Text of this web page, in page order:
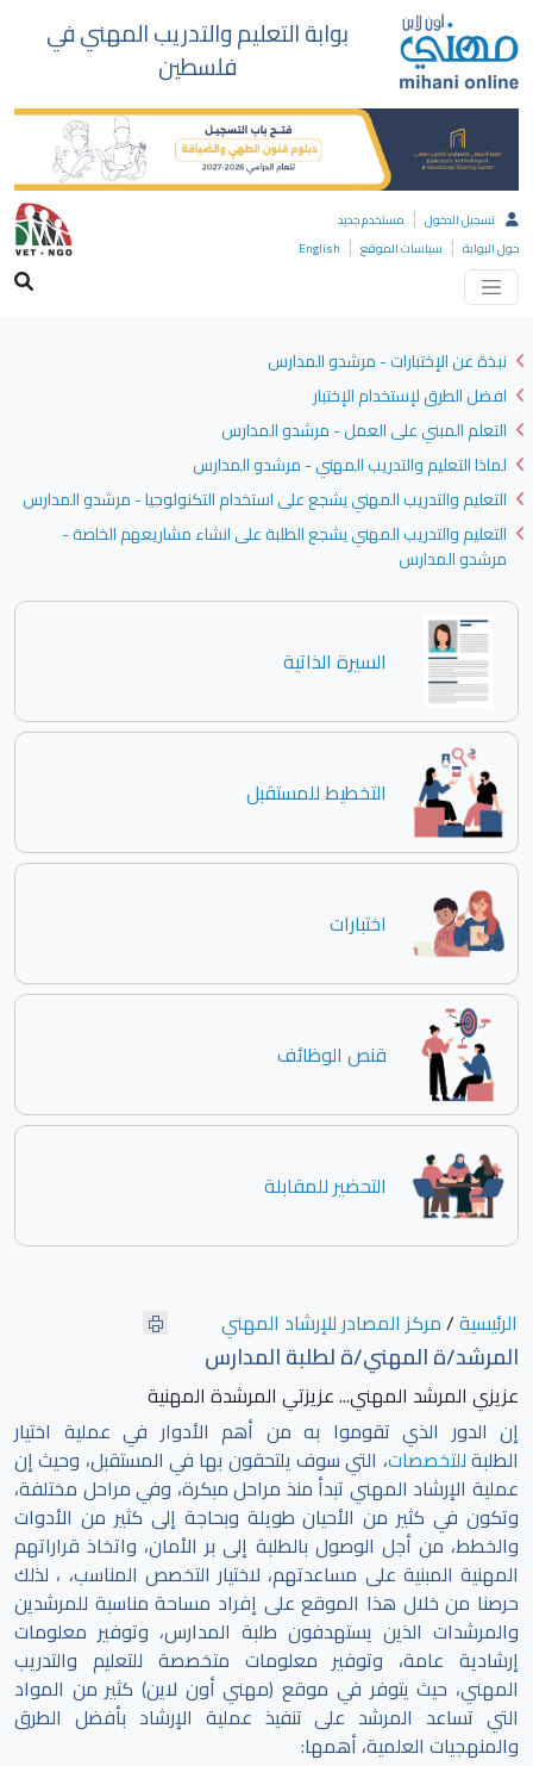
بوابة التعليم والتدريب المهني في
فلسطين
تسجيل الدخول | مستخدم جديد
حول البوابة | سياسات الموقع |
English
نبذة عن الإختبارات - مرشدو المدارس
افضل الطرق لإستخدام الإختبار
التعلم المبني على العمل - مرشدو المدارس
لماذا التعليم والتدريب المهني - مرشدو المدارس
التعليم والتدريب المهني يشجع على استخدام التكنولوجيا - مرشدو المدارس
التعليم والتدريب المهني يشجع الطلبة على انشاء مشاريعهم الخاصة -
مرشدو المدارس
السيرة الذاتية
التخطيط للمستقبل
اختبارات
قنص الوظائف
التحضير للمقابلة
الرئيسية/مركز المصادر للإرشاد المهني
المرشد/ة المهني/ة لطلبة المدارس
عزيزي المرشد المهني... عزيزتي المرشدة المهنية
إن الدور الذي تقوموا به من أهم الأدوار في عملية اختيار
الطلبةللتخصصات، التي سوف يلتحقون بها في المستقبل، وحيث إن
عملية الإرشاد المهني تبدأ منذ مراحل مبكرة، وفي مراحل مختلفة،
وتكون في كثير من الأحيان طويلة وبحاجة إلى كثير من الأدوات
والخطط، من أجل الوصول بالطلبة إلى بر الأمان، واتخاذ قراراتهم
المهنية المبنية على مساعدتهم، لاختيار التخصص المناسب، ، لذلك
حرصنا من خلال هذا الموقع على إفراد مساحة مناسبة للمرشدين
والمرشدات الذين يستهدفون طلبة المدارس، وتوفير معلومات
إرشادية عامة، وتوفير معلومات متخصصة للتعليم والتدريب
المهني، حيث يتوفر في موقع (مهني أون لاين) كثير من المواد
التي تساعد المرشد على تنفيذ عملية الإرشاد بأفضل الطرق
والمنهجيات العلمية، أهمها: